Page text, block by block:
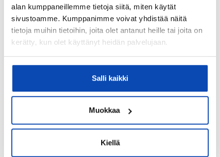
alan kumppaneillemme tietoja siitä, miten käytät
sivustoamme. Kumppanimme voivat yhdistää näitä
tietoja muihin tietoihin, joita olet antanut heille tai joita on
kerätty, kun olet käyttänyt heidän palvelujaan.
Salli kaikki
Muokkaa
Kiellä
3
Lattiamateriaalit:
Laminaatti
Ei
Kyllä